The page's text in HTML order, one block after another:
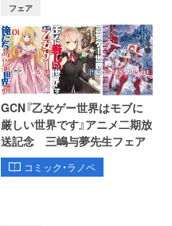
フェア
GCN『乙女ゲー世界はモブに
厳しい世界です』アニメ二期放
送記念 三嶋与夢先生フェア
コミック・ラノベ